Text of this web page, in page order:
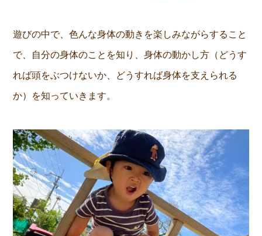
遊びの中で、色んな身体の動きを楽しみながらすること
で、自分の身体のことを知り、身体の動かし方（どうす
れば頭をぶつけないか、どうすれば身体を支えられる
か）を知っていきます。